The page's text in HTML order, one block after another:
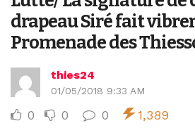
drapeau Siré fait
Promenade des
thies24
01/05/2018 9:33 AM
0 0 0 1,389